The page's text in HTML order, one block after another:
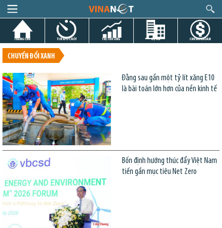
TRANG CHỦ TIN GIỜ CHÓT THỊ TRƯỜNG DỰ ÁN CHỨNG KHOÁN
CHUYỂN ĐỔI XANH
Đằng sau gần một tỷ lít xăng E10
là bài toán lớn hơn của nền kinh tế
Bốn định hướng thúc đẩy Việt Nam
tiến gần mục tiêu Net Zero